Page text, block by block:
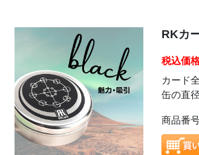
RKカ
税込価
カード
缶の直
商品番